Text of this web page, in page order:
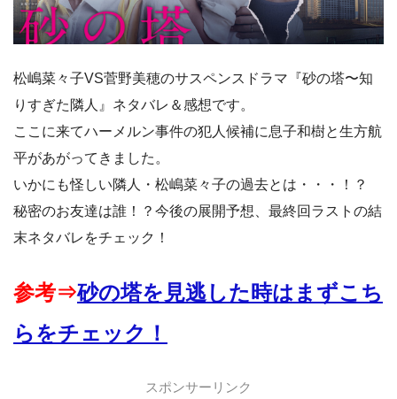
松嶋菜々子VS菅野美穂のサスペンスドラマ『砂の塔〜知
りすぎた隣人』ネタバレ＆感想です。
ここに来てハーメルン事件の犯人候補に息子和樹と生方航
平があがってきました。
いかにも怪しい隣人・松嶋菜々子の過去とは・・・！？
秘密のお友達は誰！？今後の展開予想、最終回ラストの結
末ネタバレをチェック！
参考⇒砂の塔を見逃した時はまずこち
らをチェック！
スポンサーリンク